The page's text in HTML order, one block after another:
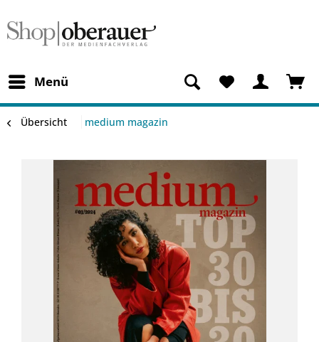
Menü
Übersicht medium magazin